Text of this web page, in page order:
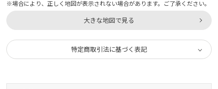
※場合により、正しく地図が表示されない場合があります。ご了承ください。
大きな地図で見る
特定商取引法に基づく表記